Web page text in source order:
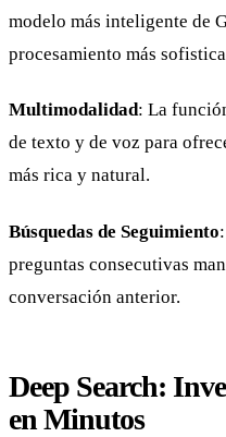
modelo más inteligente de
procesamiento más
Multimodalidad: La
de texto y de voz para
más rica y natural.
Búsquedas de Seguimiento
preguntas consecutivas
conversación anterior.
Deep Search:
en Minutos